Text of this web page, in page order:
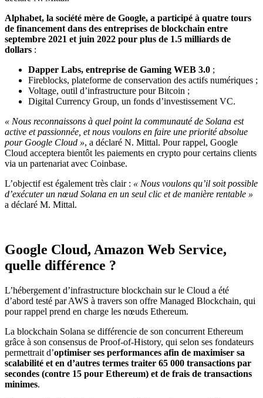
Alphabet, la société mère de Google, a participé à quatre tours
de financement dans des entreprises de blockchain entre
septembre 2021 et juin 2022 pour plus de 1.5 milliards de
dollars :
Dapper Labs, entreprise de Gaming WEB 3.0 ;
Fireblocks, plateforme de conservation des actifs numériques ;
Voltage, outil d’infrastructure pour Bitcoin ;
Digital Currency Group, un fonds d’investissement VC.
« Nous reconnaissons à quel point la communauté de Solana est
active et passionnée, et nous voulons en faire une priorité absolue
pour Google Cloud », a déclaré N. Mittal. Pour rappel, Google
Cloud acceptera bientôt les paiements en crypto pour certains clients
via un partenariat avec Coinbase.
L’objectif est également très clair : « Nous voulons qu’il soit possible
d’exécuter un nœud Solana en un seul clic et de manière rentable »
a déclaré M. Mittal.
Google Cloud, Amazon Web Service,
quelle différence ?
L’hébergement d’infrastructure blockchain sur le Cloud a été
d’abord testé par AWS à travers son offre Managed Blockchain, qui
pour rappel prend en charge les nœuds Ethereum.
La blockchain Solana se différencie de son concurrent Ethereum
grâce à son consensus de Proof-of-History, qui selon ses fondateurs
permettrait d’optimiser ses performances afin de maximiser sa
scalabilité et en d’autres termes traiter 65 000 transactions par
secondes (contre 15 pour Ethereum) et de frais de transactions
minimes.